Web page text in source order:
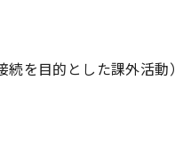
を目的とした課外活動）